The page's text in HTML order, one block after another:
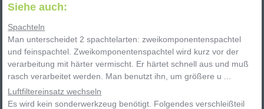
Siehe auch:
Spachteln
Man unterscheidet 2 spachtelarten: zweikomponentenspachtel
und feinspachtel. Zweikomponentenspachtel wird kurz vor der
verarbeitung mit härter vermischt. Er härtet schnell aus und muß
rasch verarbeitet werden. Man benutzt ihn, um größere u ...
Luftfiltereinsatz wechseln
Es wird kein sonderwerkzeug benötigt. Folgendes verschleißteil